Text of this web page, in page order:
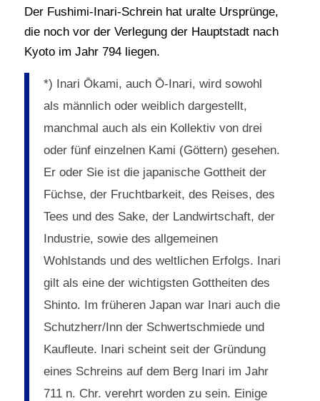
Der Fushimi-Inari-Schrein hat uralte Ursprünge,
die noch vor der Verlegung der Hauptstadt nach
Kyoto im Jahr 794 liegen.
*) Inari Ōkami, auch Ō-Inari, wird sowohl
als männlich oder weiblich dargestellt,
manchmal auch als ein Kollektiv von drei
oder fünf einzelnen Kami (Göttern) gesehen.
Er oder Sie ist die japanische Gottheit der
Füchse, der Fruchtbarkeit, des Reises, des
Tees und des Sake, der Landwirtschaft, der
Industrie, sowie des allgemeinen
Wohlstands und des weltlichen Erfolgs. Inari
gilt als eine der wichtigsten Gottheiten des
Shinto. Im früheren Japan war Inari auch die
Schutzherr/Inn der Schwertschmiede und
Kaufleute. Inari scheint seit der Gründung
eines Schreins auf dem Berg Inari im Jahr
711 n. Chr. verehrt worden zu sein. Einige